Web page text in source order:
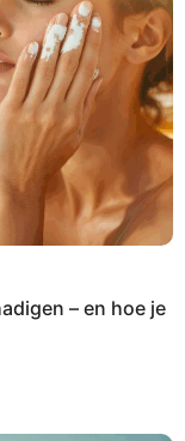
– en hoe je